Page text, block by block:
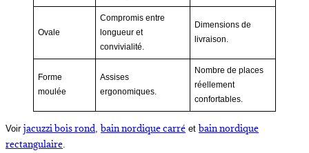
Ovale
Compromis entre
longueur et
convivialité.
Dimensions de
livraison.
Forme
moulée
Assises
ergonomiques.
Nombre de places
réellement
confortables.
Voir jacuzzi bois rond bain nordique carré et bain nordique
rectangulaire